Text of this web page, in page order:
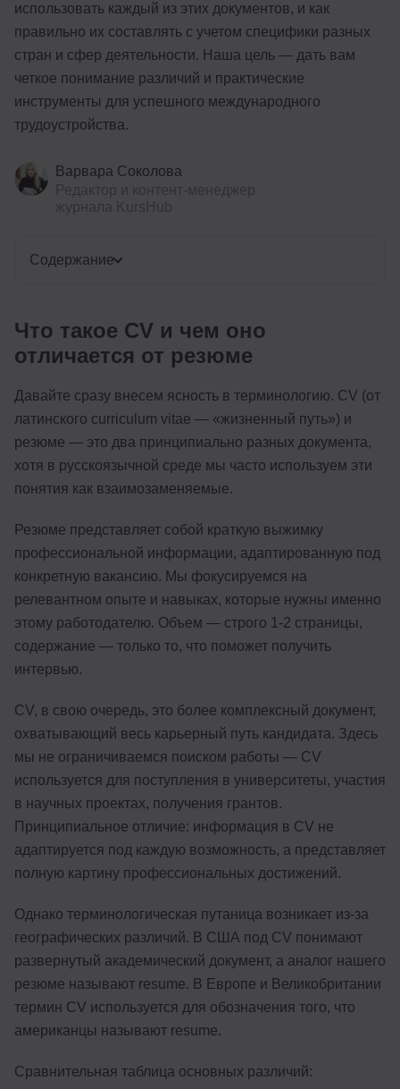
использовать каждый из этих документов, и как
правильно их составлять с учетом специфики разных
стран и сфер деятельности. Наша цель — дать вам
четкое понимание различий и практические
инструменты для успешного международного
трудоустройства.
Варвара Соколова
Содержание
Что такое CV и чем оно
отличается от резюме
Давайте сразу внесем ясность в терминологию. CV (от
латинского curriculum vitae — «жизненный путь») и
резюме — это два принципиально разных документа,
хотя в русскоязычной среде мы часто используем эти
понятия как взаимозаменяемые.
Резюме представляет собой краткую выжимку
профессиональной информации, адаптированную под
конкретную вакансию. Мы фокусируемся на
релевантном опыте и навыках, которые нужны именно
этому работодателю. Объем — строго 1-2 страницы,
содержание — только то, что поможет получить
интервью.
CV, в свою очередь, это более комплексный документ,
охватывающий весь карьерный путь кандидата. Здесь
мы не ограничиваемся поиском работы — CV
используется для поступления в университеты, участия
в научных проектах, получения грантов.
Принципиальное отличие: информация в CV не
адаптируется под каждую возможность, а представляет
полную картину профессиональных достижений.
Однако терминологическая путаница возникает из-за
географических различий. В США под CV понимают
развернутый академический документ, а аналог нашего
резюме называют resume. В Европе и Великобритании
термин CV используется для обозначения того, что
американцы называют resume.
Сравнительная таблица основных различий: